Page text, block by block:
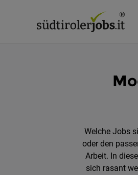
Welche Jobs
oder den
Arbeit. In
sich rasant